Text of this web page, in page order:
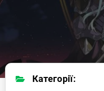
Категорії: